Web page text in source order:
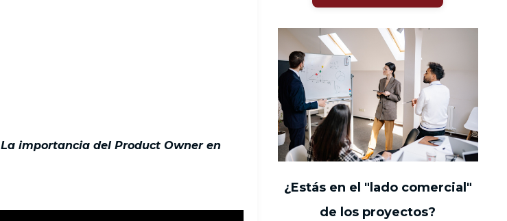
La importancia del Product Owner en
¿Estás en el "lado comercial"
de los proyectos?